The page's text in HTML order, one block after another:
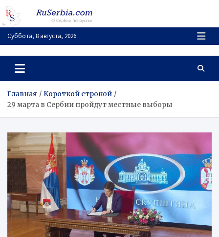
Перейти
содержимому
Суббота, 8 августа, 2026
RuSerbia.com
О Сербии – по-русски
Главная
Короткой строкой
29 марта в Сербии пройдут местные выборы